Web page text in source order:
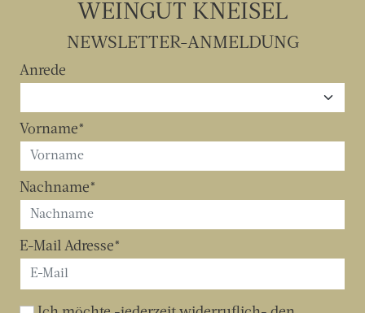
WEINGUT KNEISEL
NEWSLETTER-ANMELDUNG